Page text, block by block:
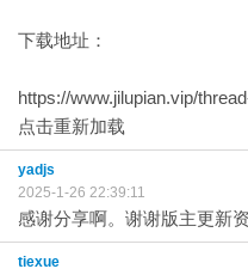
下载地址：
https://www.jilupian.vip/
点击重新加载
yadjs
2025-1-26 22:39:11
感谢分享啊。谢谢版主更新资
tiexue